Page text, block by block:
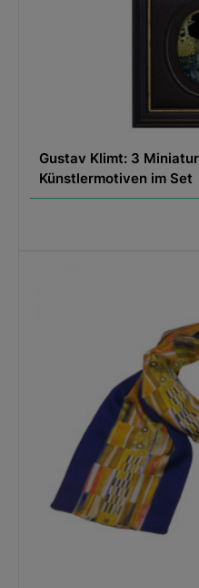
Gustav Klimt: 3
Künstlermotiven im Set